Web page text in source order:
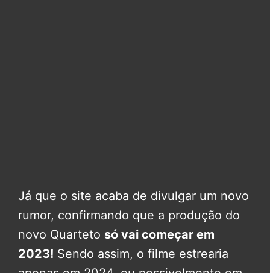
Já que o site acaba de divulgar um novo
rumor, confirmando que a produção do
novo Quarteto só vai começar em
2023! Sendo assim, o filme estrearia